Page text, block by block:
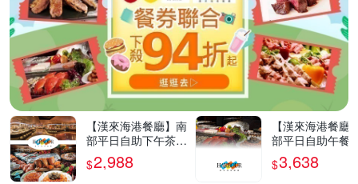
【漢來海港餐廳】南
部平日自助下午茶餐
券4張
$2,988
【漢來海港餐廳
部平日自助午餐
4張
$3,638